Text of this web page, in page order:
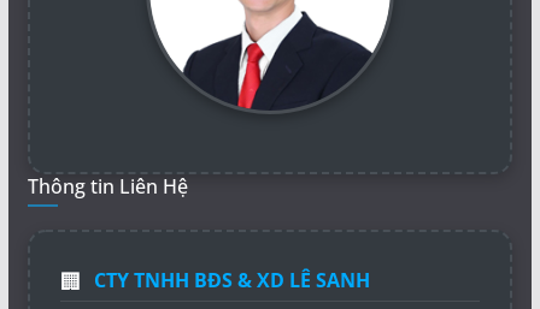
Thông tin Liên Hệ
🏢 CTY TNHH BĐS & XD LÊ SANH